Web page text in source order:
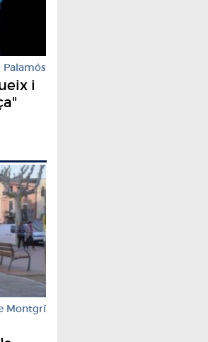
Palamós
i
Montgrí